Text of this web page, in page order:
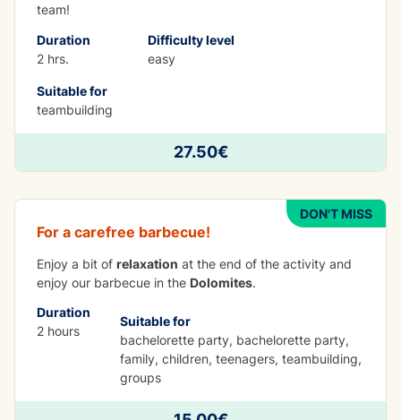
team!
Duration
2 hrs.
Difficulty level
easy
Suitable for
teambuilding
27.50€
DON'T MISS
BBQ Grill
For a carefree barbecue!
Enjoy a bit of relaxation at the end of the activity and
enjoy our barbecue in the Dolomites.
Duration
2 hours
Suitable for
bachelorette party, bachelorette party,
family, children, teenagers, teambuilding,
groups